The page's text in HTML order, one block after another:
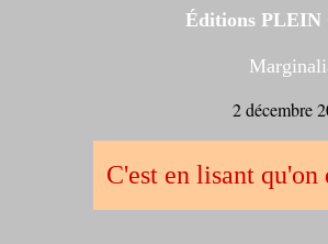
Éditions PLEIN
2 décembre
C'est en lisant